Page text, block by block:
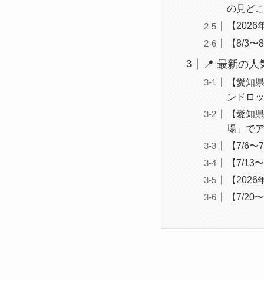
の見ど
【
【8/3
📍 最新の人
【愛知
ンドロ
【愛知
場」で
【7/6
【7/13
【
【7/20